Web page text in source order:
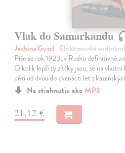
Vlak do Samarkandu
Jachina Guzel | Elektronická
Píše se rok 1923, v Rusku definitivně
O kolik lepší ty zítřky jsou, se na
dětí od dvou do dvanácti let z
Na stiahnutie ako MP3
21,12 €